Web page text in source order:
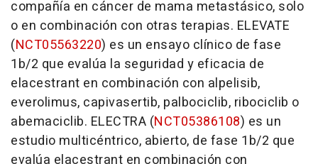
compañía en cáncer de mama metastásico, solo
o en combinación con otras terapias. ELEVATE
(NCT05563220) es un ensayo clínico de fase
1b/2 que evalúa la seguridad y eficacia de
elacestrant en combinación con alpelisib,
everolimus, capivasertib, palbociclib, ribociclib o
abemaciclib. ELECTRA (NCT05386108) es un
estudio multicéntrico, abierto, de fase 1b/2 que
evalúa elacestrant en combinación con